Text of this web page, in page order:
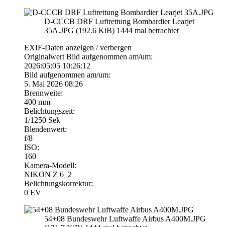
D-CCCB DRF Luftrettung Bombardier Learjet
35A.JPG (192.6 KiB) 1444 mal betrachtet
EXIF-Daten anzeigen / verbergen
Originalwert Bild aufgenommen am/um:
2026:05:05 10:26:12
Bild aufgenommen am/um:
5. Mai 2026 08:26
Brennweite:
400 mm
Belichtungszeit:
1/1250 Sek
Blendenwert:
f/8
ISO:
160
Kamera-Modell:
NIKON Z 6_2
Belichtungskorrektur:
0 EV
54+08 Bundeswehr Luftwaffe Airbus A400M.JPG